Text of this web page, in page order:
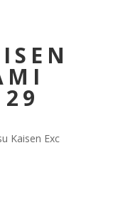
Kaisen Exc